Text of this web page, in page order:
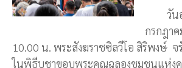
วันอ
กรกฎาค
10.00 น. พระสังฆราชซิลวีโอ สิริพงษ์ จ
ในพิธีบูชาขอบพระคุณฉลองชุมชนแห่งค